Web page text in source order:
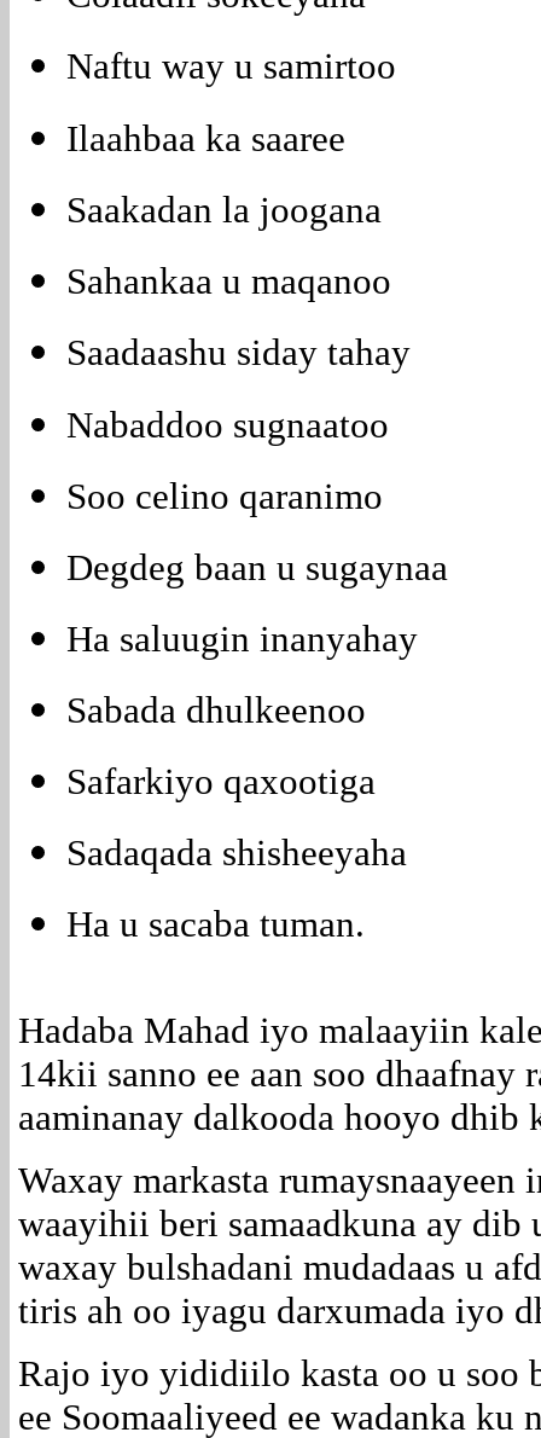
Naftu way u samirtoo
Ilaahbaa ka saaree
Saakadan la joogana
Sahankaa u maqanoo
Saadaashu siday tahay
Nabaddoo sugnaatoo
Soo celino qaranimo
Degdeg baan u sugaynaa
Ha saluugin inanyahay
Sabada dhulkeenoo
Safarkiyo qaxootiga
Sadaqada shisheeyaha
Ha u sacaba tuman.
Hadaba Mahad iyo malaayiin
14kii sanno ee aan soo
aaminanay dalkooda hooyo dhib
Waxay markasta
waayihii beri samaadkuna ay dib
waxay bulshadani mudadaas u
tiris ah oo iyagu darxumada iyo
Rajo iyo yididiilo kasta oo u soo
ee Soomaaliyeed ee wadanka ku